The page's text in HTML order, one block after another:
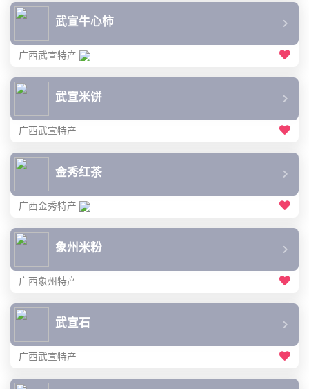
武宣牛心柿
广西武宣特产
武宣米饼
广西武宣特产
金秀红茶
广西金秀特产
象州米粉
广西象州特产
武宣石
广西武宣特产